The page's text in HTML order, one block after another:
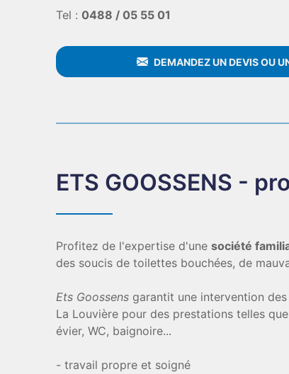
Tel : 0488 / 05 55 01
DEMANDEZ UN DEVIS OU
ETS GOOSSENS -
Profitez de l'expertise d'unesociété
des soucis de toilettes bouchées, de
Ets Goossens garantit une intervention
La Louvière pour des prestations telles
évier, WC, baignoire...
- travail propre et soigné